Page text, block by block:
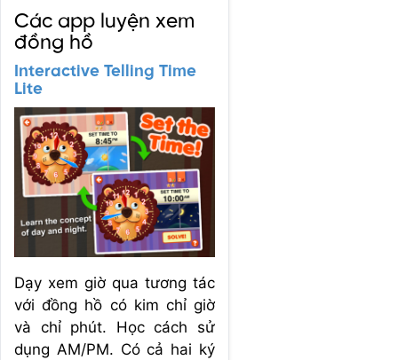
Các app luyện xem
đồng hồ
Interactive Telling Time
Lite
Dạy xem giờ qua tương tác
với đồng hồ có kim chỉ giờ
và chỉ phút. Học cách sử
dụng AM/PM. Có cả hai ký